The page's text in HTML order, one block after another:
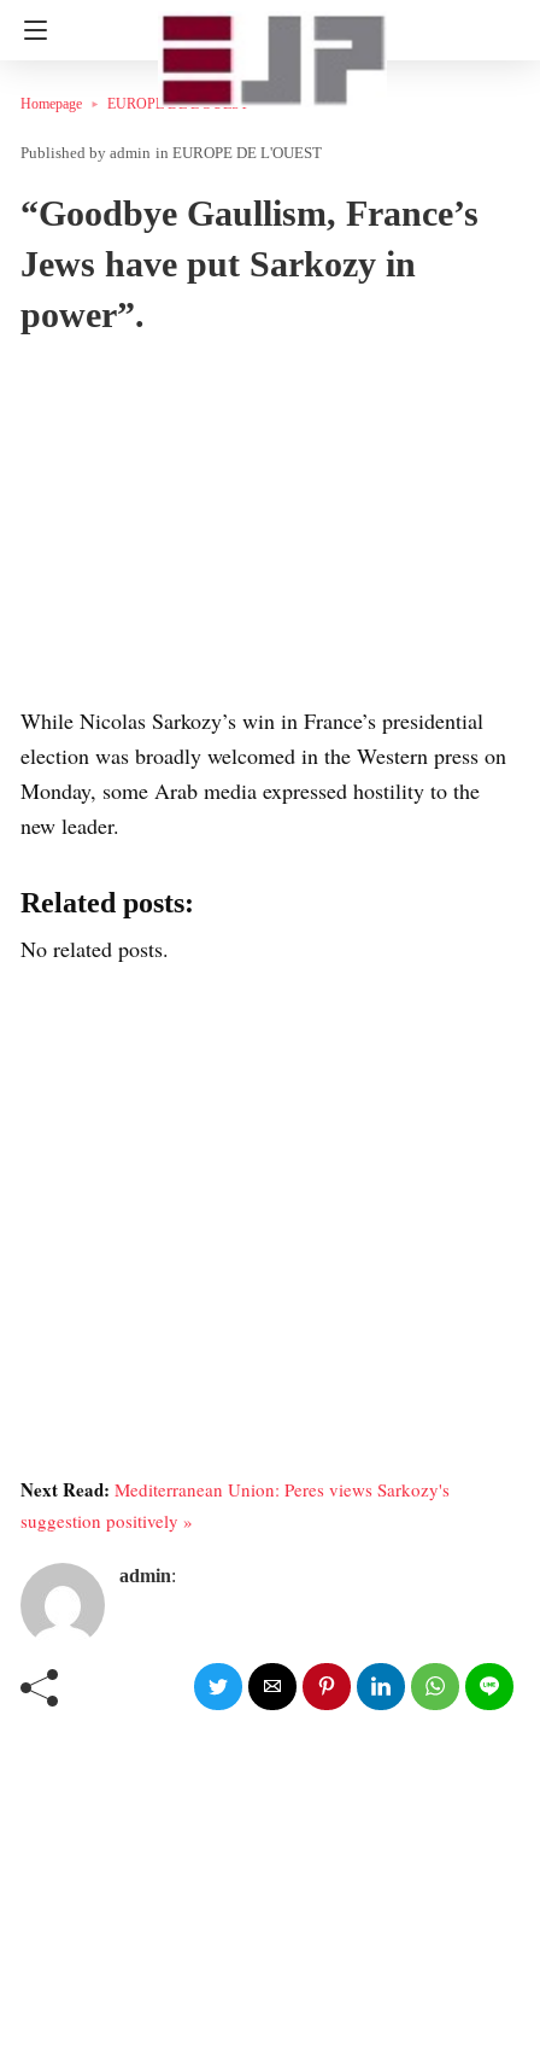
Homepage EUROPE DE L'OUEST
admin in EUROPE DE L'OUEST
“Goodbye Gaullism, France’s
Jews have put Sarkozy in
power”.
While Nicolas Sarkozy’s win in France’s presidential
election was broadly welcomed in the Western press on
Monday, some Arab media expressed hostility to the
new leader.
Related posts:
No related posts.
Next Read: Mediterranean Union: Peres views Sarkozy's
suggestion positively »
admin: